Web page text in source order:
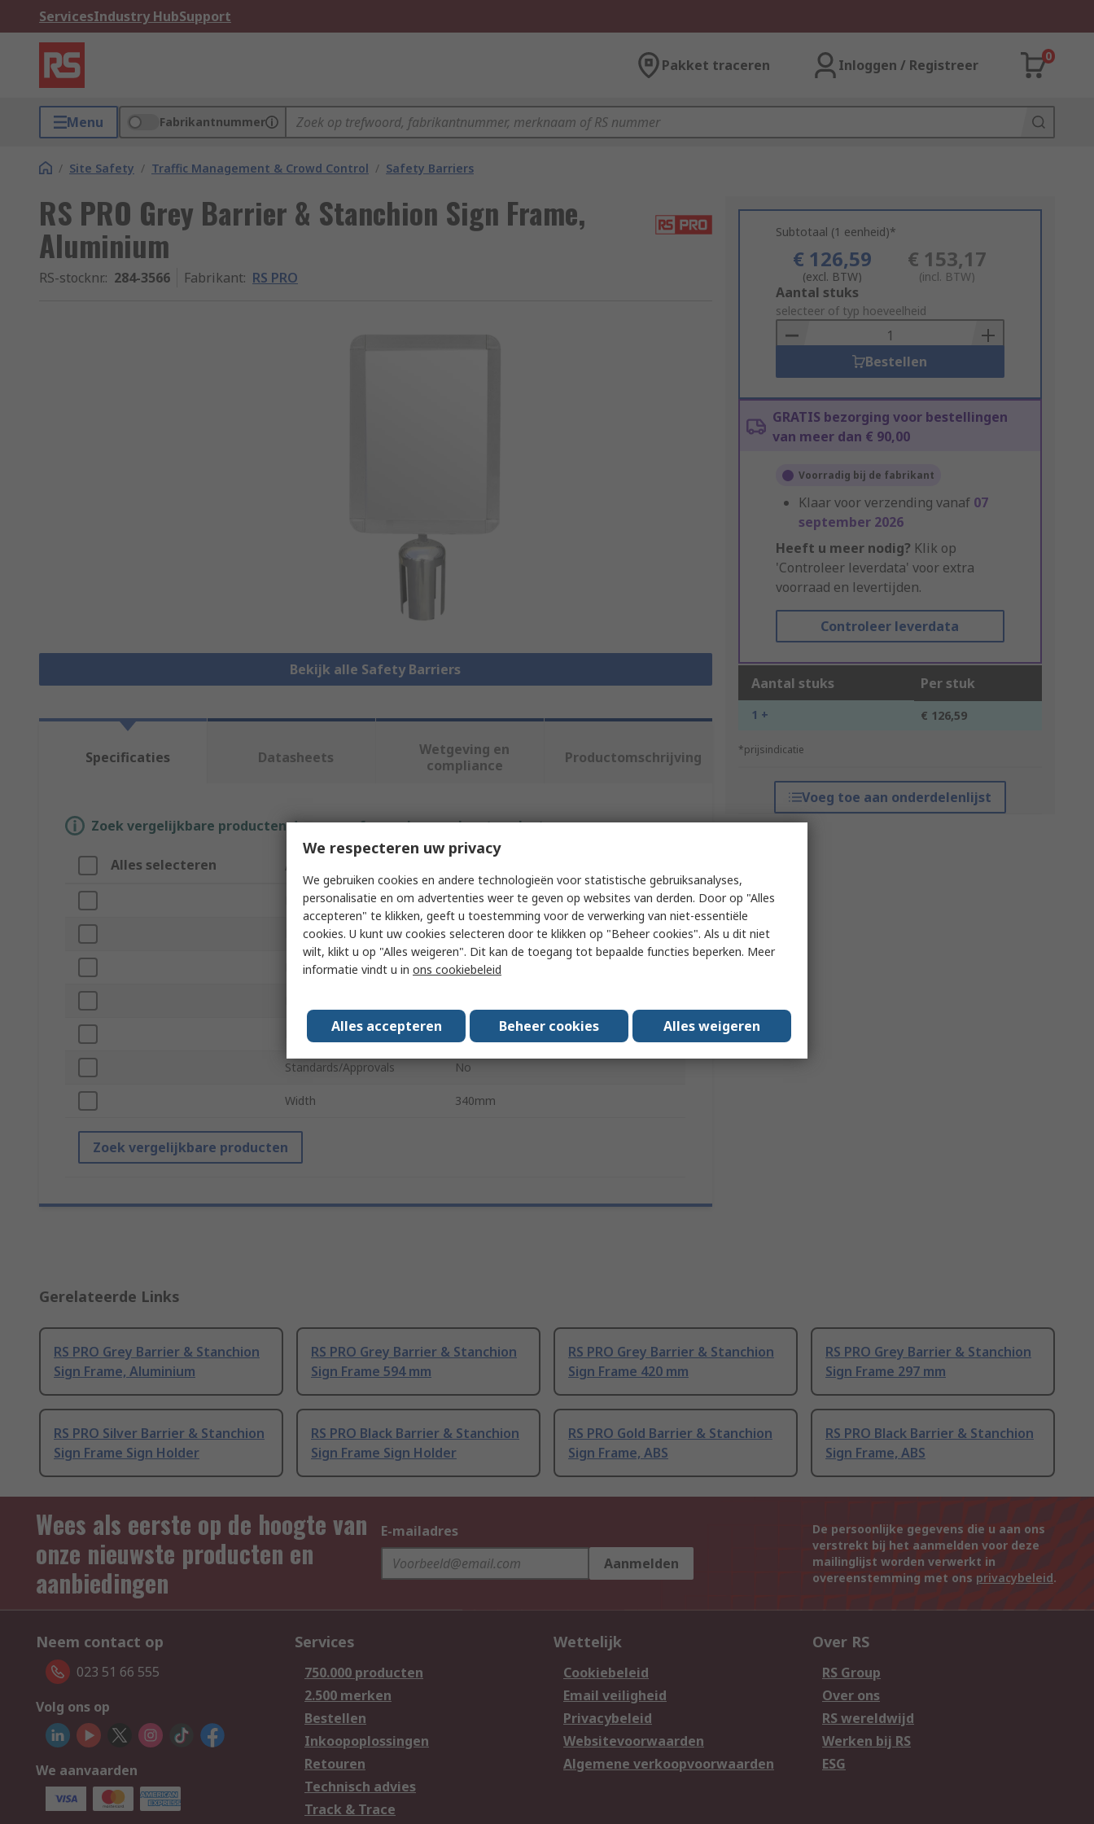
ServicesIndustry HubSupport
Pakket traceren Inloggen / Registreer
0
Menu Fabrikantnummer
/ Site Safety / Traffic Management & Crowd Control / Safety Barriers
RS PRO Grey Barrier & Stanchion Sign Frame,
Aluminium
RS-stocknr.: 284-3566 Fabrikant: RS PRO
Bekijk alle Safety Barriers
Subtotaal (1 eenheid)*
€ 126,59
(excl. BTW)
€ 153,17
(incl. BTW)
Add
to
Basket
Aantal stuks
selecteer of typ hoeveelheid
Bestellen
GRATIS bezorging voor bestellingen
van meer dan € 90,00
Voorradig bij de fabrikant
Klaar voor verzending vanaf 07
september 2026
Heeft u meer nodig? Klik op
'Controleer leverdata' voor extra
voorraad en levertijden.
Controleer leverdata
Aantal stuks Per stuk
1 + € 126,59
*prijsindicatie
Voeg toe aan onderdelenlijst
Specificaties Datasheets
Wetgeving en
compliance
Productomschrijving
Zoek vergelijkbare producten door een of meer kenmerken te selecteren.
Alles selecteren Attribuut
Merk RS PRO
Product Type Barrier & Stanchion Sign Frame
Barrier Colour Grey
Length 460mm
Standards/Approvals No
Width 340mm
Zoek vergelijkbare producten
Gerelateerde Links
RS PRO Grey Barrier & Stanchion
Sign Frame, Aluminium
RS PRO Grey Barrier & Stanchion
Sign Frame 594 mm
RS PRO Grey Barrier & Stanchion
Sign Frame 420 mm
RS PRO Grey Barrier & Stanchion
Sign Frame 297 mm
RS PRO Silver Barrier & Stanchion
Sign Frame Sign Holder
RS PRO Black Barrier & Stanchion
Sign Frame Sign Holder
RS PRO Gold Barrier & Stanchion
Sign Frame, ABS
RS PRO Black Barrier & Stanchion
Sign Frame, ABS
Wees als eerste op de hoogte van
onze nieuwste producten en
aanbiedingen
E-mailadres
Aanmelden
De persoonlijke gegevens die u aan ons
verstrekt bij het aanmelden voor deze
mailinglijst worden verwerkt in
overeenstemming met ons privacybeleid.
Neem contact op
023 51 66 555
Volg ons op
We aanvaarden
Services
750.000 producten
2.500 merken
Bestellen
Inkoopoplossingen
Retouren
Technisch advies
Track & Trace
Wettelijk
Cookiebeleid
Email veiligheid
Privacybeleid
Websitevoorwaarden
Algemene verkoopvoorwaarden
Over RS
RS Group
Over ons
RS wereldwijd
Werken bij RS
ESG
We respecteren uw privacy
We gebruiken cookies en andere technologieën voor statistische gebruiksanalyses,
personalisatie en om advertenties weer te geven op websites van derden. Door op "Alles
accepteren" te klikken, geeft u toestemming voor de verwerking van niet-essentiële
cookies. U kunt uw cookies selecteren door te klikken op "Beheer cookies". Als u dit niet
wilt, klikt u op "Alles weigeren". Dit kan de toegang tot bepaalde functies beperken. Meer
informatie vindt u in ons cookiebeleid
Alles accepteren Beheer cookies Alles weigeren